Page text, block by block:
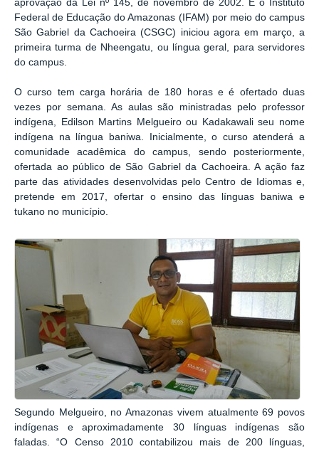
aprovação da Lei nº 145, de novembro de 2002. E o Instituto
Federal de Educação do Amazonas (IFAM) por meio do campus
São Gabriel da Cachoeira (CSGC) iniciou agora em março, a
primeira turma de Nheengatu, ou língua geral, para servidores
do campus.
O curso tem carga horária de 180 horas e é ofertado duas
vezes por semana. As aulas são ministradas pelo professor
indígena, Edilson Martins Melgueiro ou Kadakawali seu nome
indígena na língua baniwa. Inicialmente, o curso atenderá a
comunidade acadêmica do campus, sendo posteriormente,
ofertada ao público de São Gabriel da Cachoeira. A ação faz
parte das atividades desenvolvidas pelo Centro de Idiomas e,
pretende em 2017, ofertar o ensino das línguas baniwa e
tukano no município.
Segundo Melgueiro, no Amazonas vivem atualmente 69 povos
indígenas e aproximadamente 30 línguas indígenas são
faladas. “O Censo 2010 contabilizou mais de 200 línguas,